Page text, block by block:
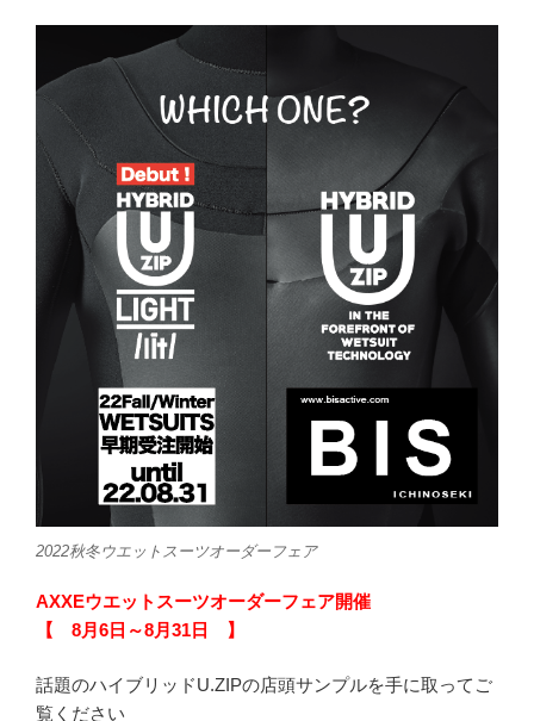
2022秋冬ウエットスーツオーダーフェア
AXXEウエットスーツオーダーフェア開催
【 8月6日～8月31日 】
話題のハイブリッドU.ZIPの店頭サンプルを手に取ってご
覧ください